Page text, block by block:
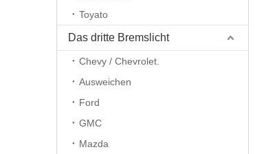
Toyato
Das dritte Bremslicht
Chevy / Chevrolet.
Ausweichen
Ford
GMC
Mazda